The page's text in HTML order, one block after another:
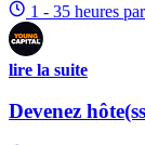
1 - 35 heures
lire la suite
Devenez